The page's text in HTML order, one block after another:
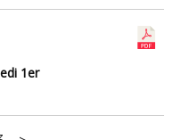
1er